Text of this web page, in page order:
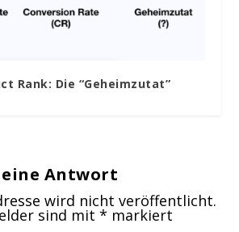
Rank: Die “Geheimzutat”
Antwort
wird nicht veröffentlicht.
sind mit* markiert